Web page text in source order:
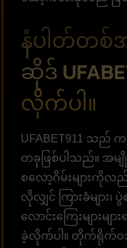
နံပါတ်တစ်
ဆိုဒ်
လိုက်ပါ။
UFABET911 သည်
တခုဖြစ်ပါသည်။ အမျိုး
စလော့ဂိမ်းများကိုလ
လိုလျှင် ကြားခံများ၊
လောင်းကြေးများမျ
ခဲ့လိုက်ပါ။ တိုက်ရိုက်ဝ